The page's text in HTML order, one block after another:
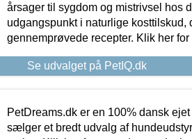
årsager til sygdom og mistrivsel hos
udgangspunkt i naturlige kosttilskud,
gennemprøvede recepter. Klik her
Se udvalget på PetIQ.dk
PetDreams.dk er en 100% dansk
sælger et bredt udvalg af